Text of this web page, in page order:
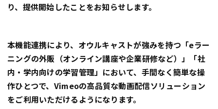
り、提供開始したことをお知らせします。
本機能連携により、オウルキャストが強みを持つ「eラー
ニングの外販（オンライン講座や企業研修など）」「社
内・学内向けの学習管理」において、手間なく簡単な操
作ひとつで、Vimeoの高品質な動画配信ソリューション
をご利用いただけるようになります。